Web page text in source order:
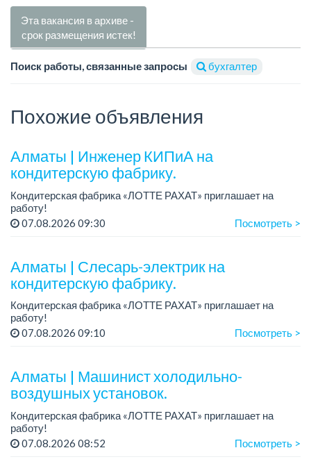
Эта вакансия в архиве -
срок размещения истек!
Поиск работы, связанные запросы бухгалтер
Похожие объявления
Алматы | Инженер КИПиА на
кондитерскую фабрику.
Кондитерская фабрика «ЛОТТЕ РАХАТ» приглашает на
работу!
Зарплата: от 287 000 до 405 000 тенге.
07.08.2026 09:30 Посмотреть >
Алматы | Слесарь-электрик на
кондитерскую фабрику.
Кондитерская фабрика «ЛОТТЕ РАХАТ» приглашает на
работу!
График работы: сменный.
07.08.2026 09:10 Посмотреть >
Алматы | Машинист холодильно-
воздушных установок.
Кондитерская фабрика «ЛОТТЕ РАХАТ» приглашает на
работу!
Зарплата: от 293 099 до 390 328 тенге.
07.08.2026 08:52 Посмотреть >